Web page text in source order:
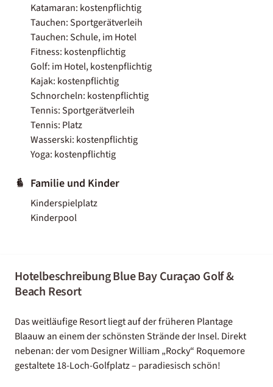
Katamaran: kostenpflichtig
Tauchen: Sportgerätverleih
Tauchen: Schule, im Hotel
Fitness: kostenpflichtig
Golf: im Hotel, kostenpflichtig
Kajak: kostenpflichtig
Schnorcheln: kostenpflichtig
Tennis: Sportgerätverleih
Tennis: Platz
Wasserski: kostenpflichtig
Yoga: kostenpflichtig
Familie und Kinder
Kinderspielplatz
Kinderpool
Hotelbeschreibung Blue Bay Curaçao Golf &
Beach Resort
Das weitläufige Resort liegt auf der früheren Plantage
Blaauw an einem der schönsten Strände der Insel. Direkt
nebenan: der vom Designer William „Rocky“ Roquemore
gestaltete 18-Loch-Golfplatz – paradiesisch schön!